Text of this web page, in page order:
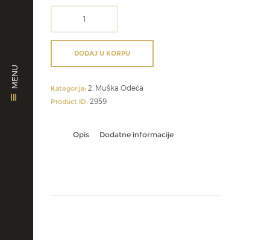
MENU
krzna
DODAJ U KORPU
Kategorija: 2. Muška Odeća
Product ID: 2959
Opis Dodatne informacije